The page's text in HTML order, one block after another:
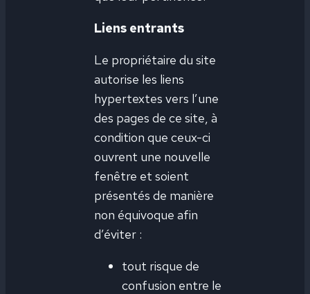
Liens entrants
Le propriétaire du site
autorise les liens
hypertextes vers l’une
des pages de ce site, à
condition que ceux-ci
ouvrent une nouvelle
fenêtre et soient
présentés de manière
non équivoque afin
d’éviter :
tout risque de
confusion entre le